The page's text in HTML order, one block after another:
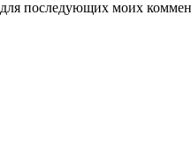
последующих моих